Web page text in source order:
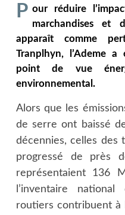
P our réduire
marchandises et
apparaît comme
Tranplhyn, l’Ademe
point de vue
environnemental.
Alors que les
de serre ont baissé
décennies, celles des
progressé de près
représentaient 136
l’inventaire
routiers contribuent à